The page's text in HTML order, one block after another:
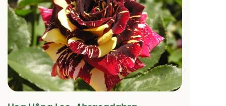
trung bình từ 80-100 cánh hoa.